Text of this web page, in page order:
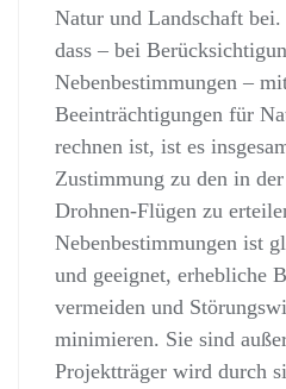
Natur und Landschaft
dass – bei
Nebenbestimmungen –
Beeinträchtigungen für
rechnen ist, ist es
Zustimmung zu den in
Drohnen-Flügen zu
Nebenbestimmungen ist
und geeignet, erhebliche
vermeiden und
minimieren. Sie sind
Projektträger wird durch